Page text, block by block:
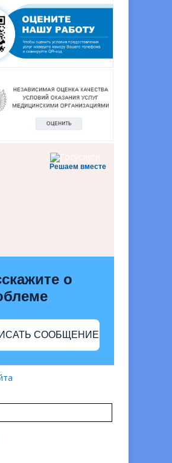
Решаем вместе
о
СООБЩЕНИЕ